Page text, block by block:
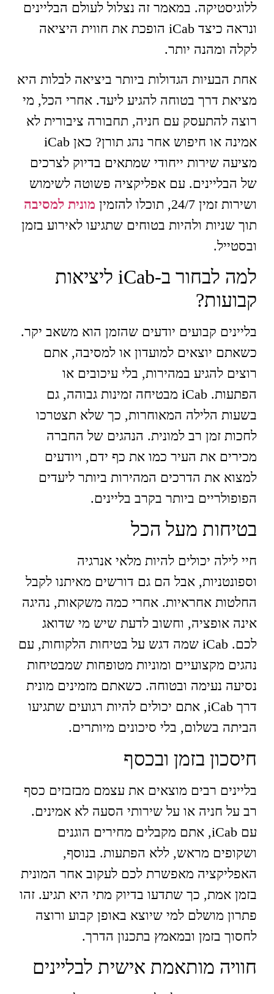
ללוגיסטיקה. במאמר זה נצלול לעולם הבליינים
ונראה כיצד iCab הופכת את חווית היציאה
לקלה ומהנה יותר.
אחת הבעיות הגדולות ביותר ביציאה לבלות היא
מציאת דרך בטוחה להגיע ליעד. אחרי הכל, מי
רוצה להתעסק עם חניה, תחבורה ציבורית לא
אמינה או חיפוש אחר נהג תורן? כאן iCab
מציעה שירות ייחודי שמתאים בדיוק לצרכים
של הבליינים. עם אפליקציה פשוטה לשימוש
ושירות זמין 24/7, תוכלו להזמין
מונית למסיבה
תוך שניות ולהיות בטוחים שתגיעו לאירוע בזמן
ובסטייל.
למה לבחור ב-iCab ליציאות
קבועות?
בליינים קבועים יודעים שהזמן הוא משאב יקר.
כשאתם יוצאים למועדון או למסיבה, אתם
רוצים להגיע במהירות, בלי עיכובים או
הפתעות. iCab מבטיחה זמינות גבוהה, גם
בשעות הלילה המאוחרות, כך שלא תצטרכו
לחכות זמן רב למונית. הנהגים של החברה
מכירים את העיר כמו את כף ידם, ויודעים
למצוא את הדרכים המהירות ביותר ליעדים
הפופולריים ביותר בקרב בליינים.
בטיחות מעל הכל
חיי לילה יכולים להיות מלאי אנרגיה
וספונטניות, אבל הם גם דורשים מאיתנו לקבל
החלטות אחראיות. אחרי כמה משקאות, נהיגה
אינה אופציה, וחשוב לדעת שיש מי שדואג
לכם. iCab שמה דגש על בטיחות הלקוחות, עם
נהגים מקצועיים ומוניות מטופחות שמבטיחות
נסיעה נעימה ובטוחה. כשאתם מזמינים מונית
דרך iCab, אתם יכולים להיות רגועים שתגיעו
הביתה בשלום, בלי סיכונים מיותרים.
חיסכון בזמן ובכסף
בליינים רבים מוצאים את עצמם מבזבזים כסף
רב על חניה או על שירותי הסעה לא אמינים.
עם iCab, אתם מקבלים מחירים הוגנים
ושקופים מראש, ללא הפתעות. בנוסף,
האפליקציה מאפשרת לכם לעקוב אחר המונית
בזמן אמת, כך שתדעו בדיוק מתי היא תגיע. זהו
פתרון מושלם למי שיוצא באופן קבוע ורוצה
לחסוך בזמן ובמאמץ בתכנון הדרך.
חוויה מותאמת אישית לבליינים